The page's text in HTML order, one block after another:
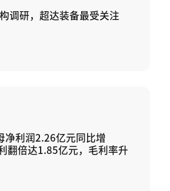
调研，超达装备最受关注
净利润2.26亿元同比增
翻倍达1.85亿元，毛利率升